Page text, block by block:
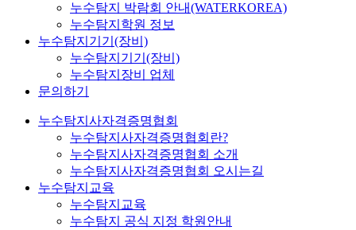
누수탐지 박람회 안내(WATERKOREA)
누수탐지학원 정보
누수탐지기기(장비)
누수탐지기기(장비)
누수탐지장비 업체
문의하기
누수탐지사자격증명협회
누수탐지사자격증명협회란?
누수탐지사자격증명협회 소개
누수탐지사자격증명협회 오시는길
누수탐지교육
누수탐지교육
누수탐지 공식 지정 학원안내